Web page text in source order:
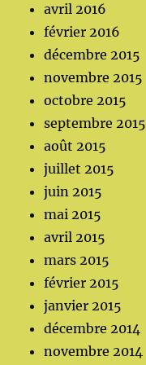
avril 2016
février 2016
décembre 2015
novembre 2015
octobre 2015
septembre 2015
août 2015
juillet 2015
juin 2015
mai 2015
avril 2015
mars 2015
février 2015
janvier 2015
décembre 2014
novembre 2014